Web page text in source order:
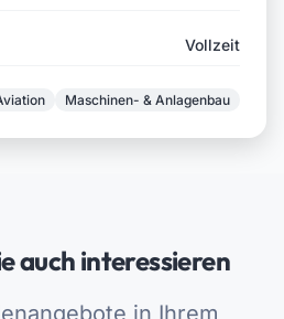
Vollzeit
Maschinen- & Anlagenbau
auch interessieren
in Ihrem